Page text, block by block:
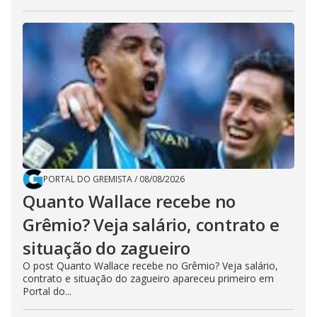
PORTAL DO GREMISTA/ 08/08/2026
Quanto Wallace recebe no
Grêmio? Veja salário, contrato e
situação do zagueiro
O post Quanto Wallace recebe no Grêmio? Veja salário,
contrato e situação do zagueiro apareceu primeiro em
Portal do...